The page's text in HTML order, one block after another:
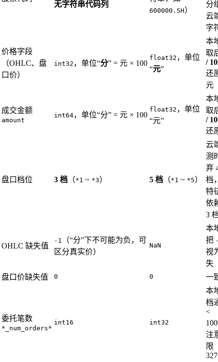
无字符串代码列
600000.SH）
分
云
字
价格字段
（OHLC、盘
口价）
int32 ，单位“分” = 元 × 100
float32 ，单位
“元”
本
取
/
还
元
成交金额
amount
int64，单位“分” = 元 × 100
float32 ，单位
“元”
本
取
/
还
盘口档位 3 档 （*1 ~ *3） 5 档 （*1 ~ *5）
云
测
弃
档
特
依
3
OHLC 缺失值
-1
（“分”下不可能为负，可
区分真实价）
NaN
本
把
视
失
盘口价缺失值
0 0 一
委托笔数
*_num_orders*
int16 int32
本
档
<
注
限